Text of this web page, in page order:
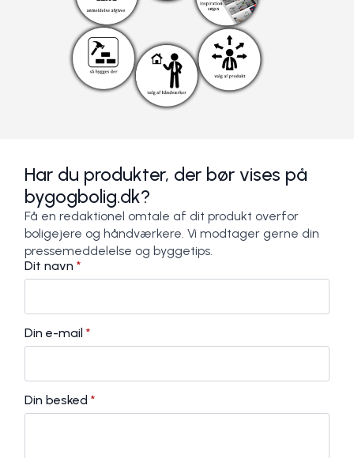
Har du produkter, der bør vises på
bygogbolig.dk?
Få en redaktionel omtale af dit produkt overfor
boligejere og håndværkere. Vi modtager gerne din
pressemeddelelse og byggetips.
Dit navn *
Din e-mail *
Din besked *